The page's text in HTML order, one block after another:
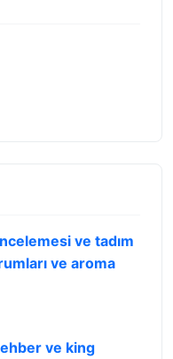
ve tadım
ve aroma
ve king